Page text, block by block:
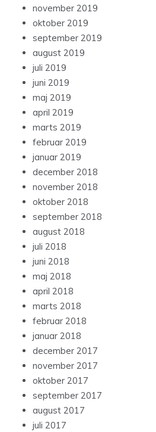
november 2019
oktober 2019
september 2019
august 2019
juli 2019
juni 2019
maj 2019
april 2019
marts 2019
februar 2019
januar 2019
december 2018
november 2018
oktober 2018
september 2018
august 2018
juli 2018
juni 2018
maj 2018
april 2018
marts 2018
februar 2018
januar 2018
december 2017
november 2017
oktober 2017
september 2017
august 2017
juli 2017